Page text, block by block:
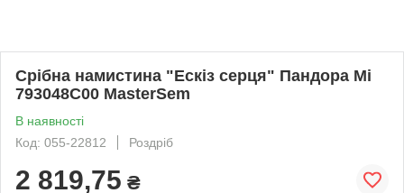
Срібна намистина "Ескіз серця" Пандора Мі
793048C00 MasterSem
В наявності
Код: 055-22812
Роздріб
2 819,75 ₴